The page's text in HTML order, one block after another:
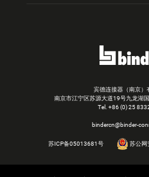
宾德连接器（南京）
南京市江宁区苏源大道19号九龙湖
Tel. +86 (0) 25
bindercn@binder-
苏ICP备05013681号 苏公